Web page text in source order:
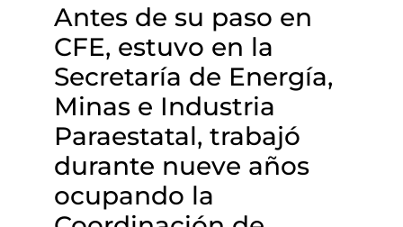
Antes de su paso en
CFE, estuvo en la
Secretaría de Energía,
Minas e Industria
Paraestatal, trabajó
durante nueve años
ocupando la